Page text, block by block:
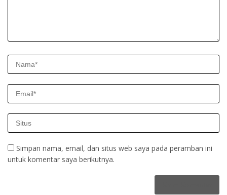
Simpan nama, email, dan situs web saya pada peramban ini
untuk komentar saya berikutnya.